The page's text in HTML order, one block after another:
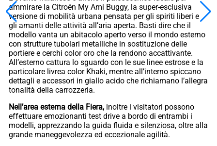
ammirare la Citroën My Ami Buggy, la super-esclusiva
versione di mobilità urbana pensata per gli spiriti liberi e
gli amanti delle attività all’aria aperta. Basti dire che il
modello vanta un abitacolo aperto verso il mondo esterno
con strutture tubolari metalliche in sostituzione delle
portiere e cerchi color oro che la rendono accattivante.
All’esterno cattura lo sguardo con le sue linee estrose e la
particolare livrea color Khaki, mentre all’interno spiccano
dettagli e accessori in giallo acido che richiamano l’allegra
tonalità della carrozzeria.
Nell’area esterna della Fiera, inoltre i visitatori possono
effettuare emozionanti test drive a bordo di entrambi i
modelli, apprezzando la guida fluida e silenziosa, oltre alla
grande maneggevolezza ed eccezionale agilità.